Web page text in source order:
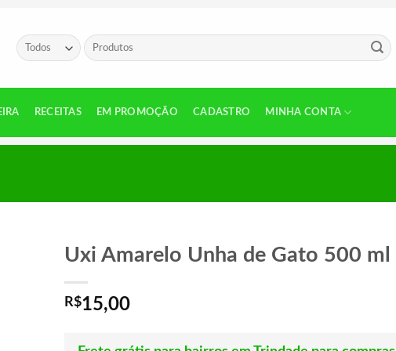
Pesquisar
por:
RECEITAS EM PROMOÇÃO CADASTRO MINHA CONTA
Uxi Amarelo Unha de Gato 500 ml
R$15,00